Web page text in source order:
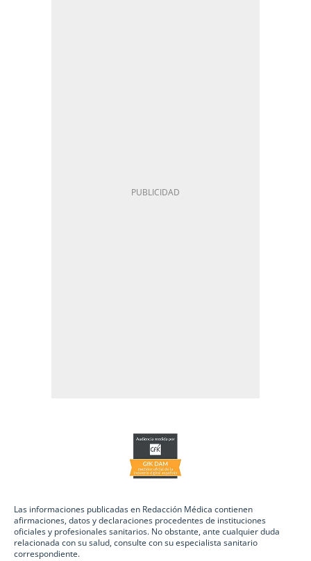
Las informaciones publicadas en Redacción Médica contienen
afirmaciones, datos y declaraciones procedentes de instituciones
oficiales y profesionales sanitarios. No obstante, ante cualquier duda
relacionada con su salud, consulte con su especialista sanitario
correspondiente.